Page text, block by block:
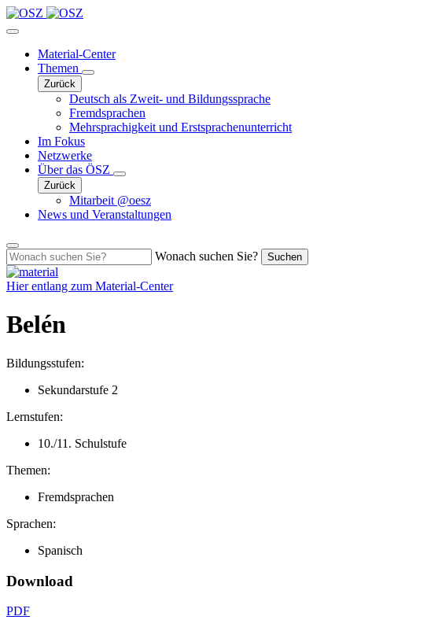
Material-Center
Themen
Zurück
Deutsch als Zweit- und Bildungssprache
Fremdsprachen
Mehrsprachigkeit und Erstsprachenunterricht
Im Fokus
Netzwerke
Über das ÖSZ
Zurück
Mitarbeit @oesz
News und Veranstaltungen
Wonach suchen Sie? Suchen
Hier entlang zum Material-Center
Belén
Bildungsstufen:
Sekundarstufe 2
Lernstufen:
10./11. Schulstufe
Themen:
Fremdsprachen
Sprachen:
Spanisch
Download
PDF